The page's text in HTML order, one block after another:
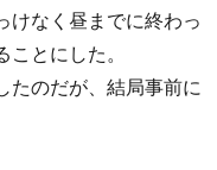
けなく昼までに終わっ
とにした。
たのだが、結局事前に